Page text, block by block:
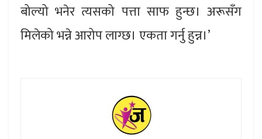
बोल्यो भनेर त्यसको पत्ता साफ हुन्छ। अरूसँग
मिलेको भन्ने आरोप लाग्छ। एकता गर्नु हुन्न।’